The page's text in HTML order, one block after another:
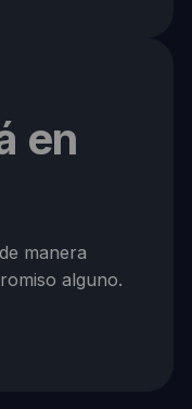
en
manera
alguno.